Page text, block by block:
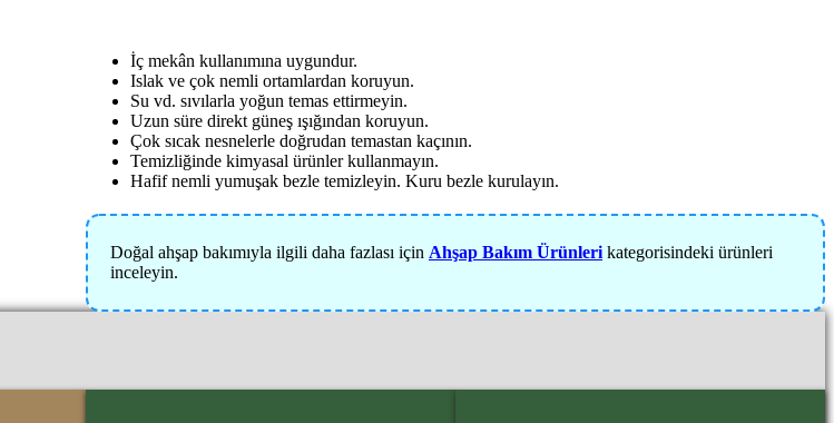
İç mekân kullanımına uygundur.
Islak ve çok nemli ortamlardan koruyun.
Su vd. sıvılarla yoğun temas ettirmeyin.
Uzun süre direkt güneş ışığından koruyun.
Çok sıcak nesnelerle doğrudan temastan kaçının.
Temizliğinde kimyasal ürünler kullanmayın.
Hafif nemli yumuşak bezle temizleyin. Kuru bezle kurulayın.
Doğal ahşap bakımıyla ilgili daha fazlası için Ahşap Bakım Ürünleri kategorisindeki ürünleri
inceleyin.